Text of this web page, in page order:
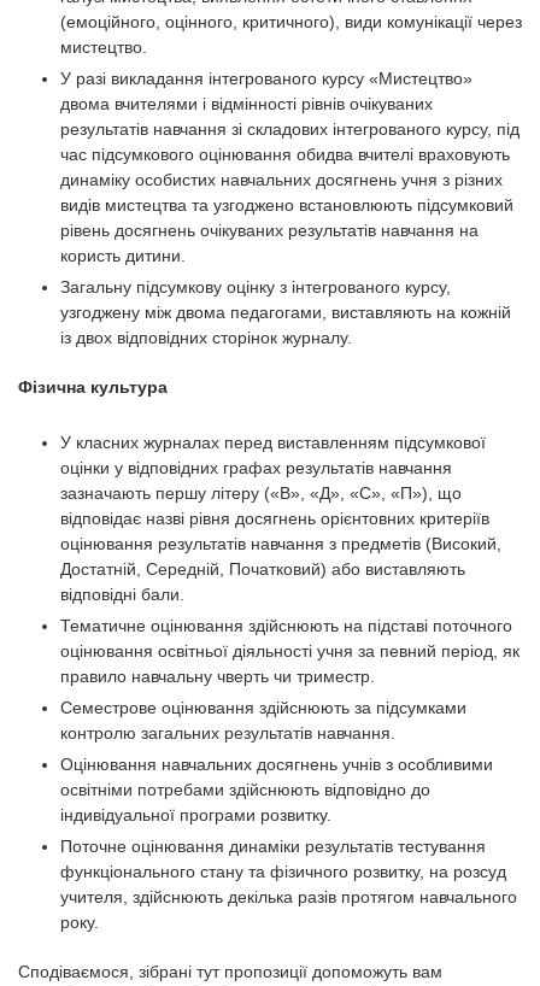
(емоційного, оцінного, критичного), види комунікації через
мистецтво.
У разі викладання інтегрованого курсу «Мистецтво»
двома вчителями і відмінності рівнів очікуваних
результатів навчання зі складових інтегрованого курсу, під
час підсумкового оцінювання обидва вчителі враховують
динаміку особистих навчальних досягнень учня з різних
видів мистецтва та узгоджено встановлюють підсумковий
рівень досягнень очікуваних результатів навчання на
користь дитини.
Загальну підсумкову оцінку з інтегрованого курсу,
узгоджену між двома педагогами, виставляють на кожній
із двох відповідних сторінок журналу.
Фізична культура
У класних журналах перед виставленням підсумкової
оцінки у відповідних графах результатів навчання
зазначають першу літеру («В», «Д», «С», «П»), що
відповідає назві рівня досягнень орієнтовних критеріїв
оцінювання результатів навчання з предметів (Високий,
Достатній, Середній, Початковий) або виставляють
відповідні бали.
Тематичне оцінювання здійснюють на підставі поточного
оцінювання освітньої діяльності учня за певний період, як
правило навчальну чверть чи триместр.
Семестрове оцінювання здійснюють за підсумками
контролю загальних результатів навчання.
Оцінювання навчальних досягнень учнів з особливими
освітніми потребами здійснюють відповідно до
індивідуальної програми розвитку.
Поточне оцінювання динаміки результатів тестування
функціонального стану та фізичного розвитку, на розсуд
учителя, здійснюють декілька разів протягом навчального
року.
Сподіваємося, зібрані тут пропозиції допоможуть вам